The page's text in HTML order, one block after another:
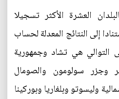
العشرة الأكثر تسجيلا
إلى النتائج المعدلة لحساب
التوالي هي تشاد وجمهورية
وجزر سولومون والصومال
وليسوتو وبلغاريا وبوركينا